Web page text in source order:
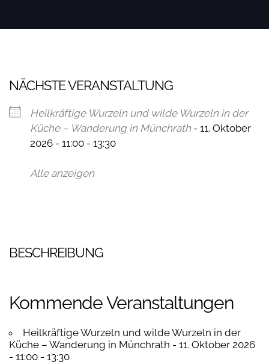
NÄCHSTE VERANSTALTUNG
Heilkräftige Wurzeln und wilde Wurzeln in der
Küche – Wanderung in Münchrath- 11. Oktober
2026 - 11:00 - 13:30
Alle anzeigen
BESCHREIBUNG
Kommende Veranstaltungen
Heilkräftige Wurzeln und wilde Wurzeln in der
Küche – Wanderung in Münchrath - 11. Oktober 2026
- 11:00 - 13:30